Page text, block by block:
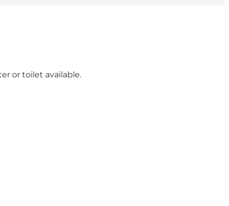
or toilet available.